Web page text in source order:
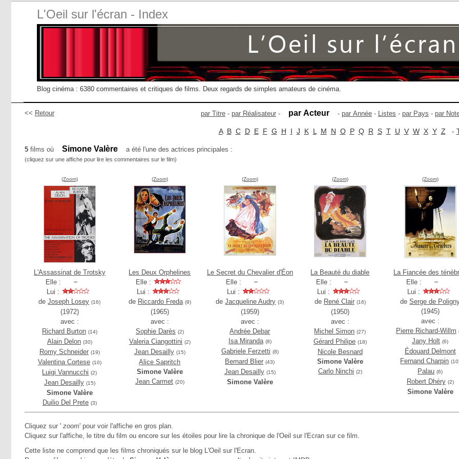
L'Oeil sur l'écran - Index
Blog cinéma : 6380 commentaires et critiques de films. Deux regards de simples amateurs de cinéma.
<< Retour par Titre - par Réalisateur - par Acteur - par Année - Listes - par Pays - par
A B C D E F G H I J K L M N O P Q R S T U V W X Y Z -
5 films où Simone Valère a été l'une des actrices principales :
(cliquez sur une affiche pour lire les commentaires sur le film)
(Zoom)
L'Assassinat de Trotsky
Elle :
Lui :
deJoseph Losey (16)
(1972)
avec :
Richard Burton (14)
Alain Delon (30)
Romy Schneider (19)
Valentina Cortese (10)
Luigi Vannucchi (2)
Jean Desailly (15)
Simone Valère
Duilio Del Prete (3)
(Zoom)
Les Deux Orphelines
Elle :
Lui :
de Riccardo Freda (9)
(1965)
avec :
Sophie Darès (2)
Valeria Ciangottini (2)
Jean Desailly (15)
Alice Sapritch
Simone Valère
Jean Carmet (20)
(Zoom)
Le Secret du Chevalier d'Éon
Elle :
Lui :
deJacqueline Audry (3)
(1959)
avec :
Andrée Debar
Isa Miranda (8)
Gabriele Ferzetti (8)
Bernard Blier (43)
Jean Desailly (15)
Simone Valère
(Zoom)
La Beauté du diable
Elle :
Lui :
de René Clair (16)
(1950)
avec :
Michel Simon (27)
Gérard Philipe (18)
Nicole Besnard
Simone Valère
Carlo Ninchi (2)
(Zoom)
La Fiancée des
Elle :
Lui :
deSerge de
(1945)
avec :
Pierre Richard-Willm
Jany Holt (6)
Édouard Delmont
Fernand Charpin
Palau (6)
Robert Dhéry (2)
Simone Valère
Cliquez sur ' zoom' pour voir l'affiche en gros plan.
Cliquez sur l'affiche, le titre du film ou encore sur les étoiles pour lire la chronique de l'Oeil sur l'Ecran sur ce film.
Cette liste ne comprend que les films chroniqués sur le blog L'Oeil sur l'Ecran.